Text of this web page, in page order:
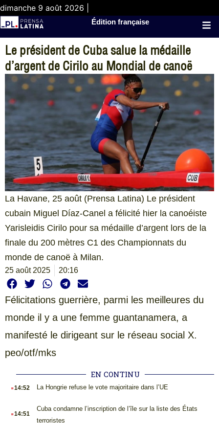
dimanche 9 août 2026 |
Édition française
Le président de Cuba salue la médaille
d’argent de Cirilo au Mondial de canoë
La Havane, 25 août (Prensa Latina) Le président
cubain Miguel Díaz-Canel a félicité hier la canoéiste
Yarisleidis Cirilo pour sa médaille d’argent lors de la
finale du 200 mètres C1 des Championnats du
monde de canoë à Milan.
25 août 2025 20:16
Félicitations guerrière, parmi les meilleures du
monde il y a une femme guantanamera, a
manifesté le dirigeant sur le réseau social X.
peo/otf/mks
EN CONTINU
.14:52 La Hongrie refuse le vote majoritaire dans l’UE
.14:51
Cuba condamne l’inscription de l’île sur la liste des États
terroristes